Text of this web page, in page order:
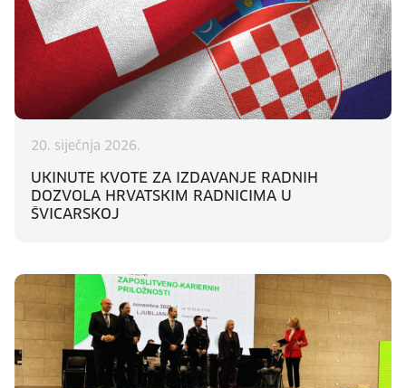
20. siječnja 2026.
UKINUTE KVOTE ZA IZDAVANJE RADNIH
DOZVOLA HRVATSKIM RADNICIMA U
ŠVICARSKOJ